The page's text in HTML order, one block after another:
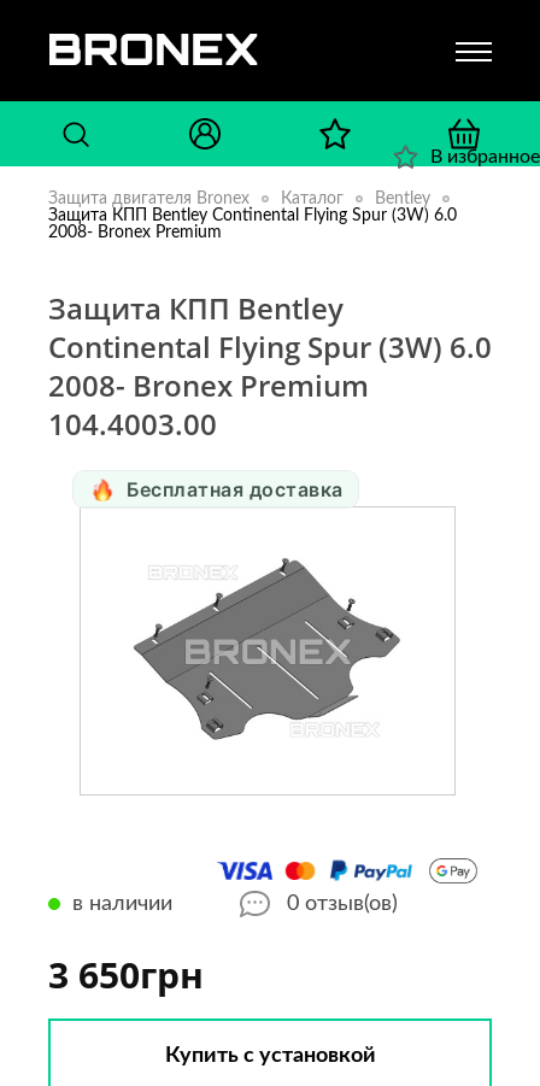
Защита двигателя Bronex Каталог
Bentley
Защита КПП Bentley Continental Flying Spur (3W) 6.0
2008- Bronex Premium
Защита КПП Bentley
Continental Flying Spur (3W) 6.0
2008- Bronex Premium
104.4003.00
Бесплатная доставка
3 650грн
В избранное
Купить с установкой
в наличии 0 отзыв(ов)